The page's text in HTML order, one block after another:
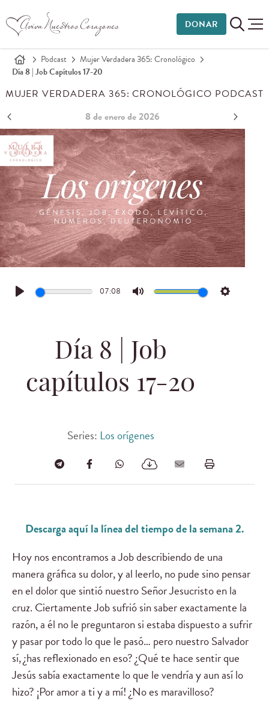
DONAR
Podcast
Mujer Verdadera 365: Cronológico
Día 8 | Job Capítulos 17-20
MUJER VERDADERA 365: CRONOLÓGICO PODCAST
8 de enero de 2026
Play
07:08
Mute Settings
Día 8 | Job
capítulos 17-20
Series: Los orígenes
Descarga aquí la línea del tiempo de la semana 2.
Hoy nos encontramos a Job describiendo de una
manera gráfica su dolor, y al leerlo, no pude sino pensar
en el dolor que sintió nuestro Señor Jesucristo en la
cruz. Ciertamente Job sufrió sin saber exactamente la
razón, a él no le preguntaron si estaba dispuesto a sufrir
y pasar por todo lo que le pasó… pero nuestro Salvador
sí, ¿has reflexionado en eso? ¿Qué te hace sentir que
Jesús sabía exactamente lo que le vendría y aun así lo
hizo? ¡Por amor a ti y a mí! ¿No es maravilloso?